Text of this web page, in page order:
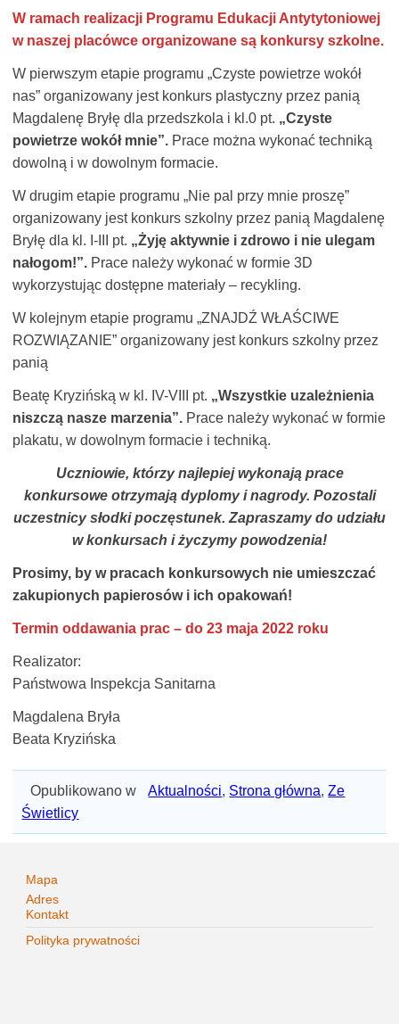
W ramach realizacji Programu Edukacji Antytytoniowej
w naszej placówce organizowane są konkursy szkolne.
W pierwszym etapie programu „Czyste powietrze wokół
nas” organizowany jest konkurs plastyczny przez panią
Magdalenę Bryłę dla przedszkola i kl.0 pt. „Czyste
powietrze wokół mnie”. Prace można wykonać techniką
dowolną i w dowolnym formacie.
W drugim etapie programu „Nie pal przy mnie proszę”
organizowany jest konkurs szkolny przez panią Magdalenę
Bryłę dla kl. I-III pt. „Żyję aktywnie i zdrowo i nie ulegam
nałogom!”. Prace należy wykonać w formie 3D
wykorzystując dostępne materiały – recykling.
W kolejnym etapie programu „ZNAJDŹ WŁAŚCIWE
ROZWIĄZANIE” organizowany jest konkurs szkolny przez
panią
Beatę Kryzińską w kl. IV-VIII pt. „Wszystkie uzależnienia
niszczą nasze marzenia”. Prace należy wykonać w formie
plakatu, w dowolnym formacie i techniką.
Uczniowie, którzy najlepiej wykonają prace
konkursowe otrzymają dyplomy i nagrody. Pozostali
uczestnicysłodki poczęstunek. Zapraszamy do udziału
w konkursach i życzymy powodzenia!
Prosimy, by w pracach konkursowych nie umieszczać
zakupionych papierosów i ich opakowań!
Termin oddawania prac – do 23 maja 2022 roku
Realizator:
Państwowa Inspekcja Sanitarna
Magdalena Bryła
Beata Kryzińska
Opublikowano w Aktualności, Strona główna,Ze
Świetlicy
Mapa
Adres
Kontakt
Polityka prywatności